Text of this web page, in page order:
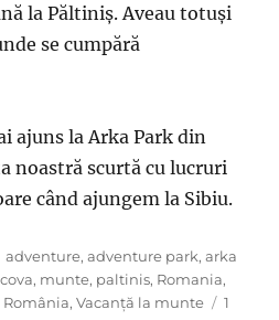
la Păltiniș. Aveau totuși
se cumpără
ajuns la Arka Park din
noastră scurtă cu lucruri
când ajungem la Sibiu.
Tags
adventure,adventure park,arka
, munte, paltinis, Romania,
România,Vacanță la munte
1